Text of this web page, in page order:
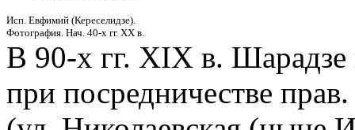
Исп. Евфимий (Кереселидзе).
Фотография. Нач. 40-х гг. XX в.
В 90-х гг. XIX в.
при посредничестве